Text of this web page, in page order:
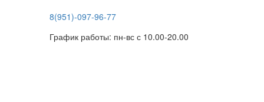
8(951)-097-96-77
График работы: пн-вс с 10.00-20.00